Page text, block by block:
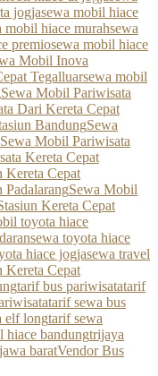
jogjasewa mobil hiace
mobil hiace murahsewa
premiosewa mobil hiace
Mobil Inova
Tegalluarsewa mobil
Sewa Mobil Pariwisata
Dari Kereta Cepat
BandungSewa
Sewa Mobil Pariwisata
Kereta Cepat
Kereta Cepat
PadalarangSewa Mobil
Kereta Cepat
toyota hiace
sewa toyota hiace
hiace jogjasewa travel
Kereta Cepat
tarif bus pariwisatatarif
tarif sewa bus
elf longtarif sewa
hiace bandungtrijaya
baratVendor Bus